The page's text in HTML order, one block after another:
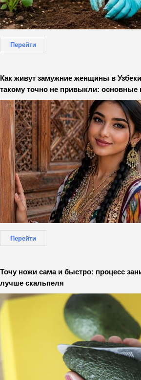
Перейти
Как живут замужние женщины в
такому точно не привыкли: основные
Перейти
Точу ножи сама и быстро: процесс
лучше скальпеля